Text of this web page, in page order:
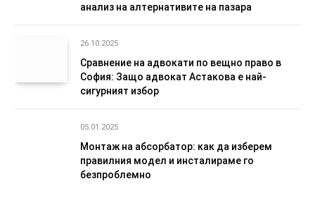
анализ на алтернативите на пазара
26.10.2025
Сравнение на адвокати по вещно право в
София: Защо адвокат Астакова е най-
сигурният избор
05.01.2025
Монтаж на абсорбатор: как да изберем
правилния модел и инсталираме го
безпроблемно